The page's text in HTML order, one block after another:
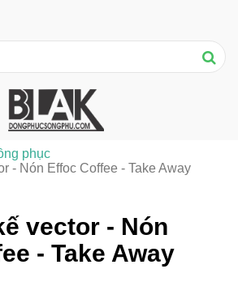
vector - Nón
- Take Away
phục
- Nón Effoc Coffee - Take Away